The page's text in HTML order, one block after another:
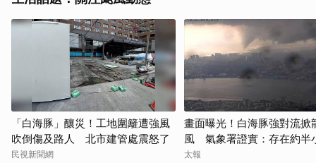
「白海豚」釀災！工地圍籬遭強風
吹倒傷及路人 北市建管處震怒了
民視新聞網
畫面曝光！白海豚強對流掀
風 氣象署證實：存在約半
太報